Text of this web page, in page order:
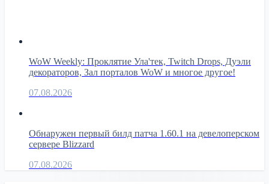
WoW Weekly: Проклятие Ула'тек, Twitch Drops, Дуэли
декораторов, Зал порталов WoW и многое другое!
07.08.2026
Обнаружен первый билд патча 1.60.1 на девелоперском
сервере Blizzard
07.08.2026